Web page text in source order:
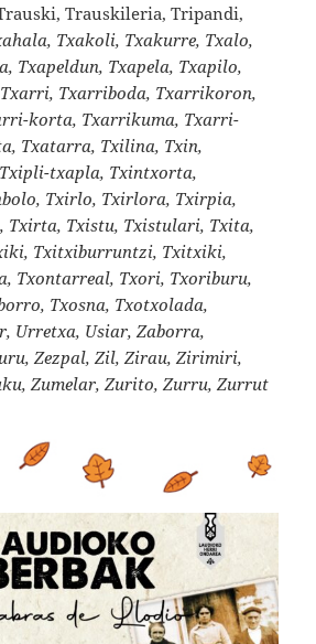
Trauskileria, Tripandi,
Txakoli, Txakurre, Txalo,
Txapeldun, Txapela, Txapilo,
Txarriboda, Txarrikoron,
korta, Txarrikuma, Txarri-
Txatarra, Txilina, Txin,
txapla, Txintxorta,
Txirlo, Txirlora, Txirpia,
Txistu, Txistulari, Txita,
Txitxiburruntzi, Txitxiki,
Txontarreal, Txori, Txoriburu,
Txosna, Txotxolada,
Urretxa, Usiar, Zaborra,
Zezpal, Zil, Zirau, Zirimiri,
Zumelar, Zurito, Zurru, Zurrut